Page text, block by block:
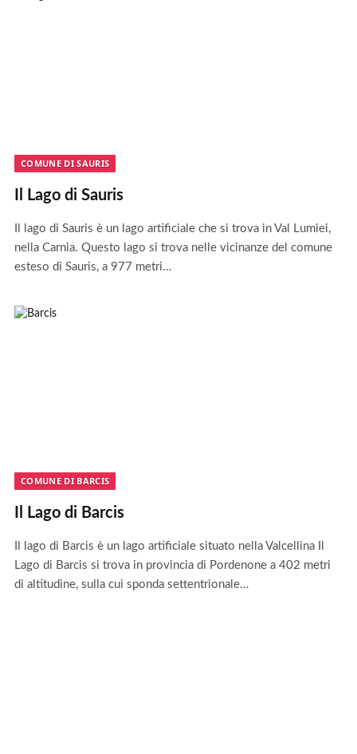
COMUNE DI SAURIS
Il Lago di Sauris
Il lago di Sauris è un lago artificiale che si trova in Val Lumiei,
nella Carnia. Questo lago si trova nelle vicinanze del comune
esteso di Sauris, a 977 metri…
COMUNE DI BARCIS
Il Lago di Barcis
Il lago di Barcis è un lago artificiale situato nella Valcellina Il
Lago di Barcis si trova in provincia di Pordenone a 402 metri
di altitudine, sulla cui sponda settentrionale…